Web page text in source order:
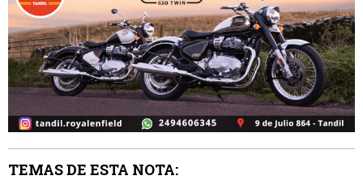
TEMAS DE ESTA NOTA: